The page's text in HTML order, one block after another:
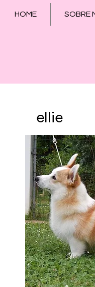
HOME SOBRE
ellie